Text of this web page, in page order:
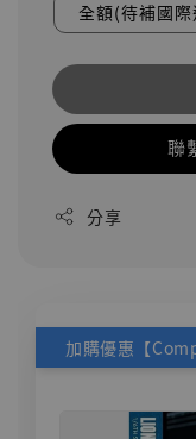
全額(待補國際
聯
分享